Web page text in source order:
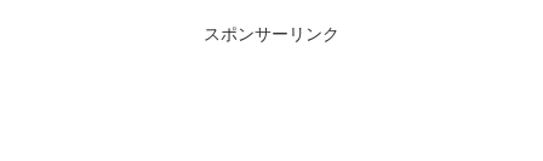
スポンサーリンク